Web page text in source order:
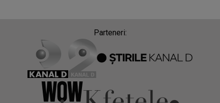
Parteneri: